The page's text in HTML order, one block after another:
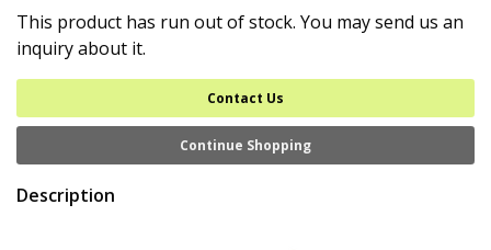
This product has run out of stock. You may send us an
inquiry about it.
Contact Us
Continue Shopping
Description